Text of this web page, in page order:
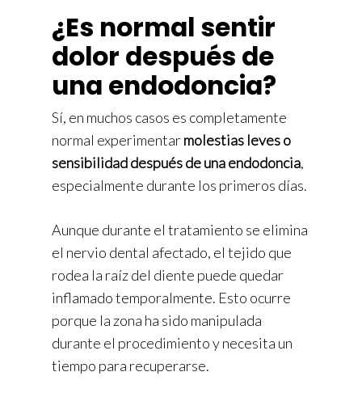
¿Es normal sentir
dolor después de
una endodoncia?
Sí, en muchos casos es completamente
normal experimentarmolestias leves o
sensibilidad después de una endodoncia,
especialmente durante los primeros días.
Aunque durante el tratamiento se elimina
el nervio dental afectado, el tejido que
rodea la raíz del diente puede quedar
inflamado temporalmente. Esto ocurre
porque la zona ha sido manipulada
durante el procedimiento y necesita un
tiempo para recuperarse.